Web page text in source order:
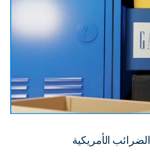
الأمريكية